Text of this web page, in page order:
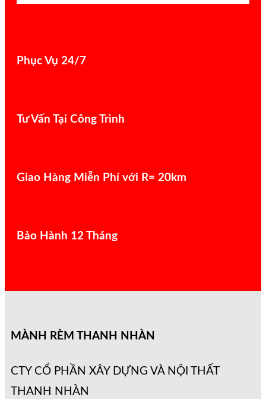
Phục Vụ 24/7
Tư Vấn Tại Công Trình
Giao Hàng Miễn Phí với R= 20km
Bảo Hành 12 Tháng
MÀNH RÈM THANH NHÀN
CTY CỔ PHẦN XÂY DỰNG VÀ NỘI THẤT
THANH NHÀN